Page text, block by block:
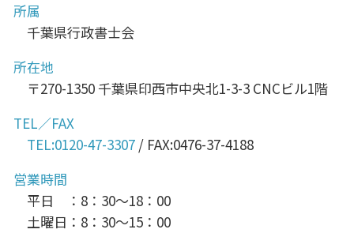
所属
千葉県行政書士会
所在地
〒270-1350 千葉県印西市中央北1-3-3 CNCビル1階
TEL／FAX
TEL:0120-47-3307 / FAX:0476-37-4188
営業時間
平日 ：8：30～18：00
土曜日：8：30～15：00